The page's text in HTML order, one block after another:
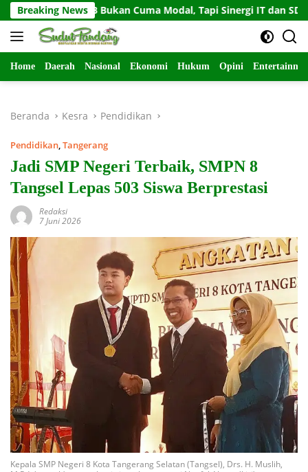
Langsung
ke
konten
Breaking News
Bukan Cuma Modal, Tapi Sinergi IT dan SDM
Home Daerah Nasional Ekonomi Hukum Opini
Beranda Kesra Pendidikan
Pendidikan,Tangerang
Jadi SMP Negeri Terbaik, SMPN 8
Tangsel Lepas 503 Siswa Berprestasi
Redaksi
7 Juni 2026
Kepala SMP Negeri 8 Kota Tangerang Selatan (Tangsel), Drs. H. Muslih,